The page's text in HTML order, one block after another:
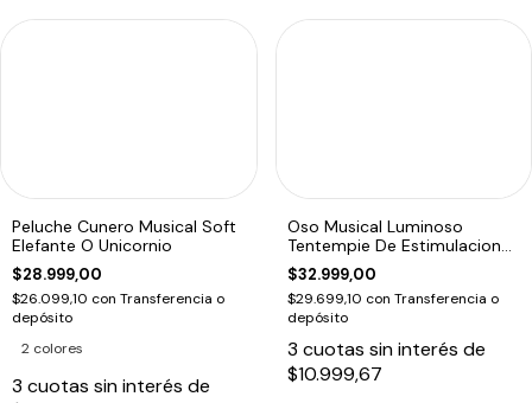
Peluche Cunero Musical Soft
Elefante O Unicornio
$28.999,00
$26.099,10 con Transferencia o
depósito
2 colores
3 cuotas sin interés de
Oso Musical Luminoso
Tentempie De Estimulacion
Bebes
$32.999,00
$29.699,10 con Transferencia o
depósito
3 cuotas sin interés de
$10.999,67